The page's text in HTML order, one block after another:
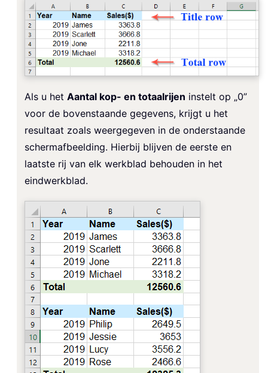
Als u het Aantal kop- en totaalrijen instelt op „0”
voor de bovenstaande gegevens, krijgt u het
resultaat zoals weergegeven in de onderstaande
schermafbeelding. Hierbij blijven de eerste en
laatste rij van elk werkblad behouden in het
eindwerkblad.